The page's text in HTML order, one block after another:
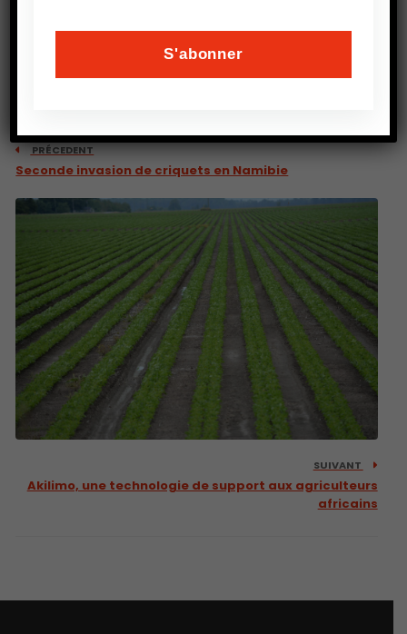
PRÉCEDENT
Seconde invasion de criquets en Namibie
SUIVANT
Akilimo, une technologie de support aux agriculteurs
africains